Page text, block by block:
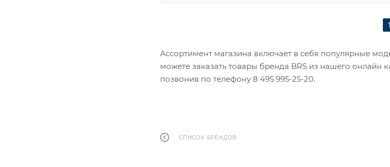
Ассортимент магазина включает в себя популярные
можете заказать товары бренда BRS из нашего онлайн
позвонив по телефону 8 495 995-25-20​.
СПИСОК БРЕНДОВ